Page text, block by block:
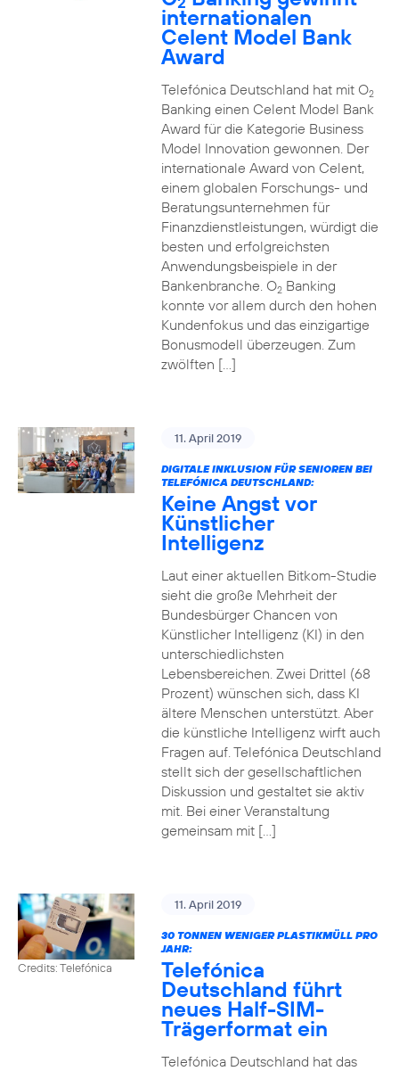
internationalen
Celent Model Bank
Award
Telefónica Deutschland hat mit O2
Banking einen Celent Model Bank
Award für die Kategorie Business
Model Innovation gewonnen. Der
internationale Award von Celent,
einem globalen Forschungs- und
Beratungsunternehmen für
Finanzdienstleistungen, würdigt die
besten und erfolgreichsten
Anwendungsbeispiele in der
Bankenbranche. O2Banking
konnte vor allem durch den hohen
Kundenfokus und das einzigartige
Bonusmodell überzeugen. Zum
zwölften […]
11. April 2019
DIGITALE INKLUSION FÜR SENIOREN BEI
TELEFÓNICA DEUTSCHLAND:
Keine Angst vor
Künstlicher
Intelligenz
Laut einer aktuellen Bitkom-Studie
sieht die große Mehrheit der
Bundesbürger Chancen von
Künstlicher Intelligenz (KI) in den
unterschiedlichsten
Lebensbereichen. Zwei Drittel (68
Prozent) wünschen sich, dass KI
ältere Menschen unterstützt. Aber
die künstliche Intelligenz wirft auch
Fragen auf. Telefónica Deutschland
stellt sich der gesellschaftlichen
Diskussion und gestaltet sie aktiv
mit. Bei einer Veranstaltung
gemeinsam mit […]
Credits: Telefónica
11. April 2019
30 TONNEN WENIGER PLASTIKMÜLL PRO
JAHR:
Telefónica
Deutschland führt
neues Half-SIM-
Trägerformat ein
Telefónica Deutschland hat das